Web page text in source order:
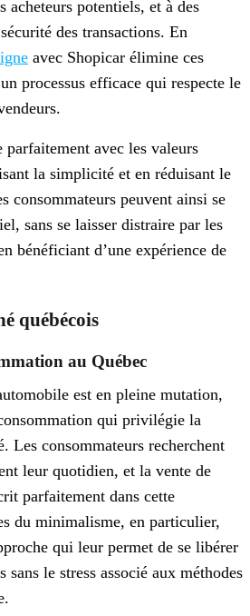
acheteurs potentiels, et à des
des transactions. En
avec Shopicar élimine ces
processus efficace qui respecte le
parfaitement avec les valeurs
la simplicité et en réduisant le
consommateurs peuvent ainsi se
sans se laisser distraire par les
bénéficiant d’une expérience de
québécois
au Québec
est en pleine mutation,
qui privilégie la
Les consommateurs recherchent
leur quotidien, et la vente de
parfaitement dans cette
du minimalisme, en particulier,
qui leur permet de se libérer
sans le stress associé aux méthodes